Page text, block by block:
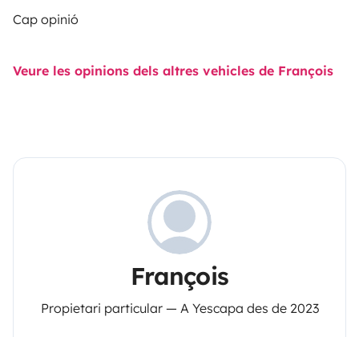
Cap opinió
Veure les opinions dels altres vehicles de François
François
Propietari particular — A Yescapa des de 2023